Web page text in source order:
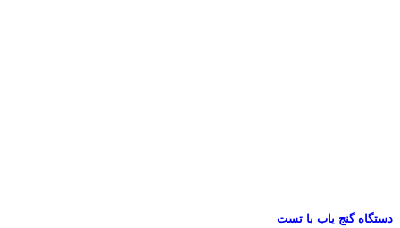
دستگاه گنج یاب با تست